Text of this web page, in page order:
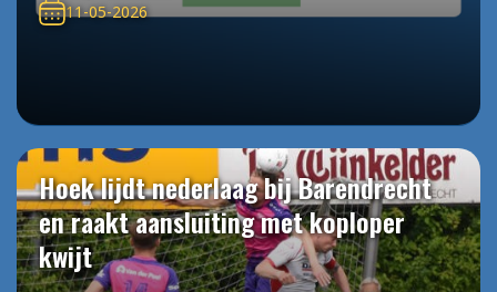
11-05-2026
Hoek lijdt nederlaag bij Barendrecht
en raakt aansluiting met koploper
kwijt